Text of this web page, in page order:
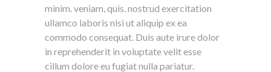
minim. veniam, quis. nostrud exercitation
ullamco laboris nisi ut aliquip ex ea
commodo consequat. Duis aute irure dolor
in reprehenderit in voluptate velit esse
cillum dolore eu fugiat nulla pariatur.